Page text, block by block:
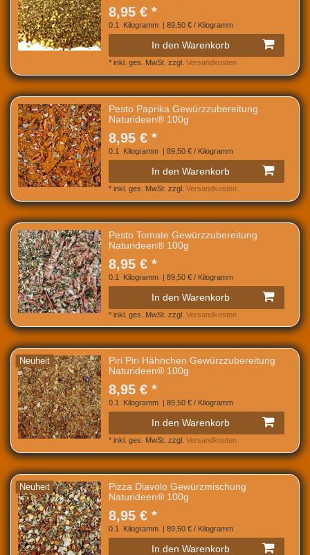
8,95 € *
0.1 Kilogramm | 89,50 € / Kilogramm
In den Warenkorb
* inkl. ges. MwSt. zzgl. Versandkosten
Pesto Paprika Gewürzzubereitung
Naturideen® 100g
8,95 € *
0.1 Kilogramm | 89,50 € / Kilogramm
In den Warenkorb
* inkl. ges. MwSt. zzgl. Versandkosten
Pesto Tomate Gewürzzubereitung
Naturideen® 100g
8,95 € *
0.1 Kilogramm | 89,50 € / Kilogramm
In den Warenkorb
* inkl. ges. MwSt. zzgl. Versandkosten
Neuheit
Piri Piri Hähnchen Gewürzzubereitung
Naturideen® 100g
8,95 € *
0.1 Kilogramm | 89,50 € / Kilogramm
In den Warenkorb
* inkl. ges. MwSt. zzgl. Versandkosten
Neuheit
Pizza Diavolo Gewürzmischung
Naturideen® 100g
8,95 € *
0.1 Kilogramm | 89,50 € / Kilogramm
In den Warenkorb